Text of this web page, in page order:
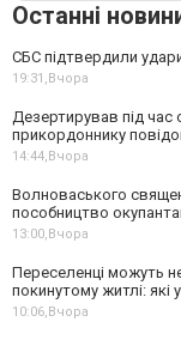
Останні
СБС підтвердили
19:31,Вчора
Дезертирував під час
прикордоннику
14:44,Вчора
Волноваського
пособництво
13:00,Вчора
Переселенці можуть
покинутому житлі: які
10:06,Вчора